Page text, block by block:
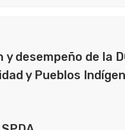
desempeño de la
y Pueblos